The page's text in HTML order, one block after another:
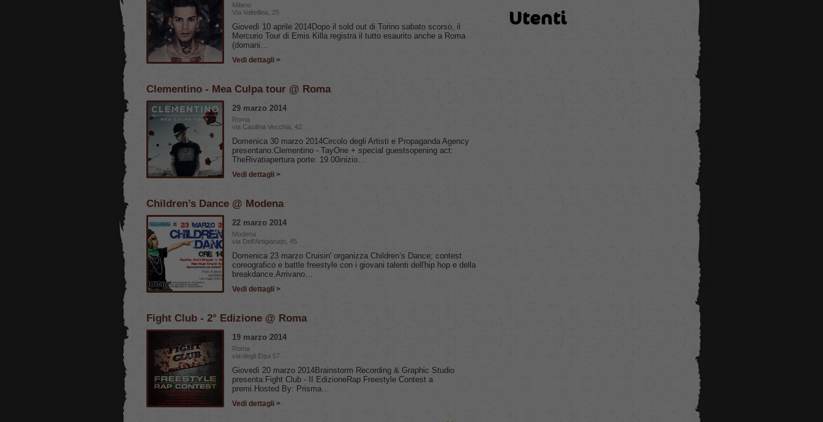
Milano
Via Valtellina, 25
Giovedì 10 aprile 2014Dopo il sold out di Torino sabato scorso, il
Mercurio Tour di Emis Killa registra il tutto esaurito anche a Roma
(domani…
Vedi dettagli >
Clementino - Mea Culpa tour @ Roma
29 marzo 2014
Roma
via Casilina Vecchia, 42
Domenica 30 marzo 2014Circolo degli Artisti e Propaganda Agency
presentano:Clementino - TayOne + special guestsopening act:
TheRivatiapertura porte: 19.00inizio…
Vedi dettagli >
Children’s Dance @ Modena
22 marzo 2014
Modena
via Dell'Artigianato, 45
Domenica 23 marzo Cruisin' organizza Children’s Dance; contest
coreografico e battle freestyle con i giovani talenti dell'hip hop e della
breakdance.Arrivano…
Vedi dettagli >
Fight Club - 2° Edizione @ Roma
19 marzo 2014
Roma
via degli Equi 57
Giovedì 20 marzo 2014Brainstorm Recording & Graphic Studio
presenta:Fight Club - II EdizioneRap Freestyle Contest a
premi.Hosted By: Prisma…
Vedi dettagli >
Utenti